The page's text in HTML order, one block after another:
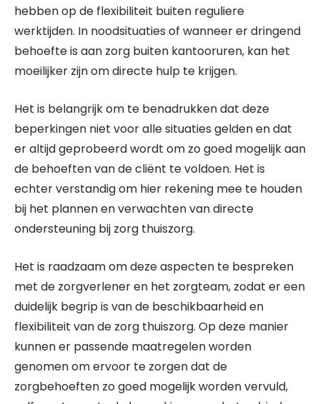
hebben op de flexibiliteit buiten reguliere
werktijden. In noodsituaties of wanneer er dringend
behoefte is aan zorg buiten kantooruren, kan het
moeilijker zijn om directe hulp te krijgen.
Het is belangrijk om te benadrukken dat deze
beperkingen niet voor alle situaties gelden en dat
er altijd geprobeerd wordt om zo goed mogelijk aan
de behoeften van de cliënt te voldoen. Het is
echter verstandig om hier rekening mee te houden
bij het plannen en verwachten van directe
ondersteuning bij zorg thuiszorg.
Het is raadzaam om deze aspecten te bespreken
met de zorgverlener en het zorgteam, zodat er een
duidelijk begrip is van de beschikbaarheid en
flexibiliteit van de zorg thuiszorg. Op deze manier
kunnen er passende maatregelen worden
genomen om ervoor te zorgen dat de
zorgbehoeften zo goed mogelijk worden vervuld,